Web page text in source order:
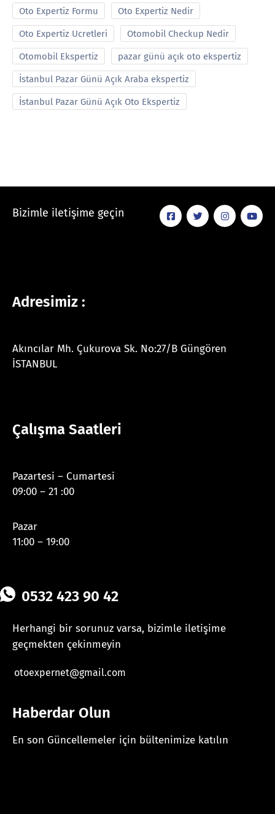
Oto Expertiz Formu Oto Expertiz Nedir
Oto Expertiz Ucretleri Otomobil Checkup Nedir
Otomobil Ekspertiz pazar günü açık oto ekspertiz
İstanbul Pazar Günü Açık Araba ekspertiz
İstanbul Pazar Günü Açık Oto Ekspertiz
Bizimle iletişime geçin
Adresimiz :
Akıncılar Mh. Çukurova Sk. No:27/B Güngören
İSTANBUL
Çalışma Saatleri
Pazartesi – Cumartesi
09:00 – 21 :00
Pazar
11:00 – 19:00
0532 423 90 42
Herhangi bir sorunuz varsa, bizimle iletişime
geçmekten çekinmeyin
otoexpernet@gmail.com
Haberdar Olun
En son Güncellemeler için bültenimize katılın